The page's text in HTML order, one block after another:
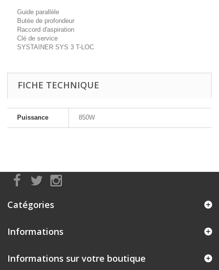
Guide parallèle
Butée de profondeur
Raccord d'aspiration
Clé de service
SYSTAINER SYS 3 T-LOC
FICHE TECHNIQUE
Puissance 850W
Catégories
Informations
Informations sur votre boutique